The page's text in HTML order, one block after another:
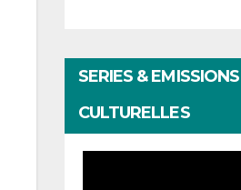
SERIES & EMISSIONS
CULTURELLES